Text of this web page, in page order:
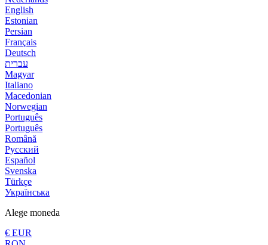
English
Estonian
Persian
Français
Deutsch
עברית
Magyar
Italiano
Macedonian
Norwegian
Português
Português
Română
Русский
Español
Svenska
Türkçe
Українська
Alege moneda
€ EUR